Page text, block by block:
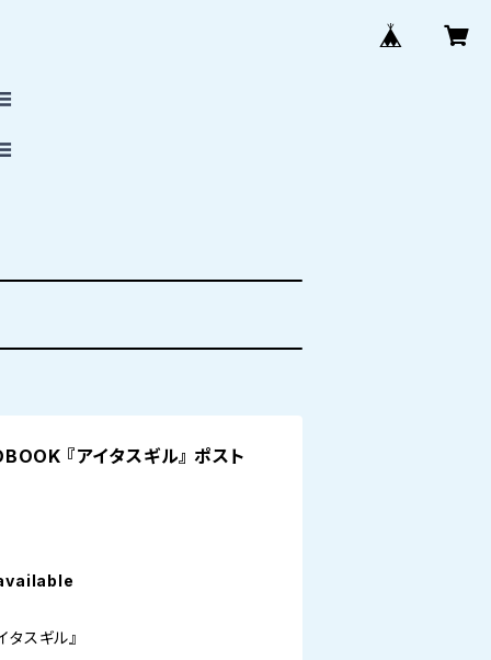
『アイタスギル』 ポスト
スギル』